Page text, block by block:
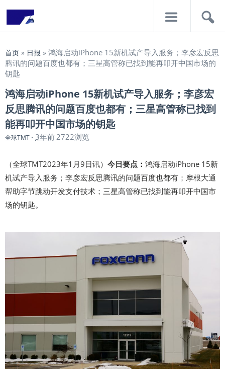
首页 » 日报 » 鸿海启动iPhone 15新机试产导入服务；李彦宏反思
腾讯的问题百度也都有；三星高管称已找到能再叩开中国市场的
钥匙
鸿海启动iPhone 15新机试产导入服务；李彦宏
反思腾讯的问题百度也都有；三星高管称已找到
能再叩开中国市场的钥匙
全球TMT • 3年前2722浏览
（全球TMT2023年1月9日讯） 今日要点： 鸿海启动iPhone 15新
机试产导入服务；李彦宏反思腾讯的问题百度也都有；摩根大通
帮助字节跳动开发支付技术；三星高管称已找到能再叩开中国市
场的钥匙。